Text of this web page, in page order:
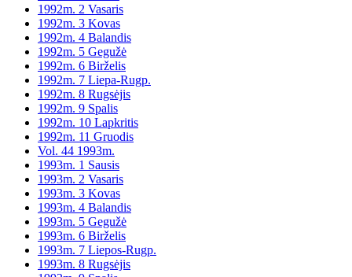
1992m. 2 Vasaris
1992m. 3 Kovas
1992m. 4 Balandis
1992m. 5 Gegužė
1992m. 6 Birželis
1992m. 7 Liepa-Rugp.
1992m. 8 Rugsėjis
1992m. 9 Spalis
1992m. 10 Lapkritis
1992m. 11 Gruodis
Vol. 44 1993m.
1993m. 1 Sausis
1993m. 2 Vasaris
1993m. 3 Kovas
1993m. 4 Balandis
1993m. 5 Gegužė
1993m. 6 Birželis
1993m. 7 Liepos-Rugp.
1993m. 8 Rugsėjis